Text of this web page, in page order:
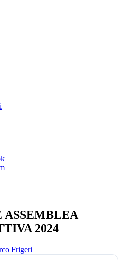
ASSEMBLEA
2024
Frigeri